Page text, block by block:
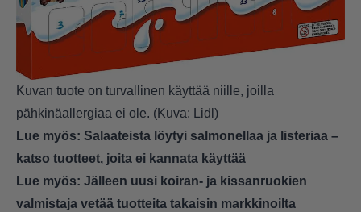
Kuvan tuote on turvallinen käyttää niille, joilla
pähkinäallergiaa ei ole. (Kuva: Lidl)
Lue myös: Salaateista löytyi salmonellaa ja listeriaa –
katso tuotteet, joita ei kannata käyttää
Lue myös: Jälleen uusi koiran- ja kissanruokien
valmistaja vetää tuotteita takaisin markkinoilta